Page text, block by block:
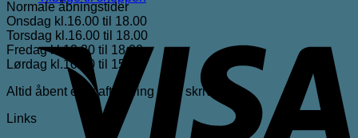
Normale åbningstider
Onsdag kl.16.00 til 18.00
Torsdag kl.16.00 til 18.00
Fredag kl.13.30 til 18.00
Lørdag kl.10.00 til 15.00
Altid åbent efter aftale ring eller skriv
Links